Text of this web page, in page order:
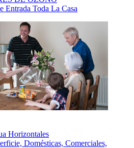
Entrada Toda La Casa
Horizontales
Domésticas, Comerciales,